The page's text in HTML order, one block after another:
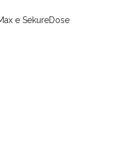
e SekureDose